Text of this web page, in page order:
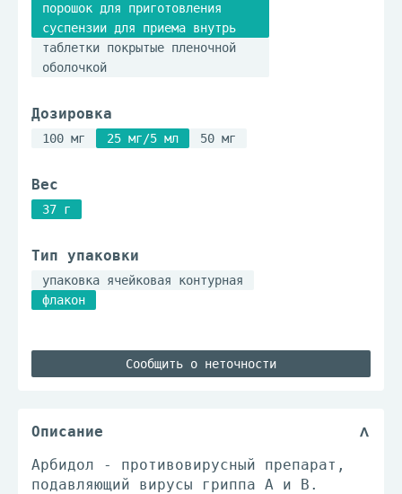
порошок для приготовления
суспензии для приема внутрь
таблетки покрытые пленочной
оболочкой
Дозировка
100 мг 25 мг/5 мл 50 мг
Вес
37 г
Тип упаковки
упаковка ячейковая контурная
флакон
Сообщить о неточности
Описание
Арбидол - противовирусный препарат,
подавляющий вирусы гриппа А и В.